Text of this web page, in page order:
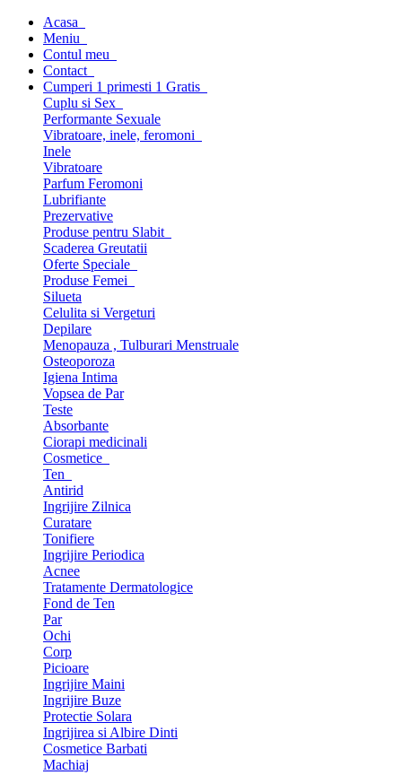
Acasa
Meniu
Contul meu
Contact
Cumperi 1 primesti 1 Gratis
Cuplu si Sex
Performante Sexuale
Vibratoare, inele, feromoni
Inele
Vibratoare
Parfum Feromoni
Lubrifiante
Prezervative
Produse pentru Slabit
Scaderea Greutatii
Oferte Speciale
Produse Femei
Silueta
Celulita si Vergeturi
Depilare
Menopauza , Tulburari Menstruale
Osteoporoza
Igiena Intima
Vopsea de Par
Teste
Absorbante
Ciorapi medicinali
Cosmetice
Ten
Antirid
Ingrijire Zilnica
Curatare
Tonifiere
Ingrijire Periodica
Acnee
Tratamente Dermatologice
Fond de Ten
Par
Ochi
Corp
Picioare
Ingrijire Maini
Ingrijire Buze
Protectie Solara
Ingrijirea si Albire Dinti
Cosmetice Barbati
Machiaj